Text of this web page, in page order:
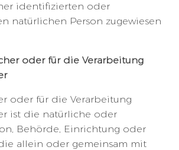
identifizierten oder
natürlichen Person zugewiesen
oder für die Verarbeitung
oder für die Verarbeitung
ist die natürliche oder
Behörde, Einrichtung oder
allein oder gemeinsam mit